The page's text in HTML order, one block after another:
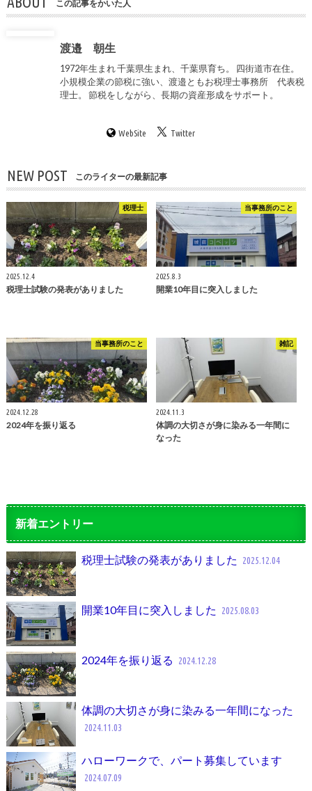
この記事をかいた人
渡邉 朝生
1972年生まれ 千葉県生まれ、千葉県育ち。 四街道市在住。
小規模企業の節税に強い、渡邉ともお税理士事務所 代表税
理士。 節税をしながら、長期の資産形成をサポート。
WebSite Twitter
NEW POST このライターの最新記事
税理士
2025.12.4
税理士試験の発表がありました
当事務所のこと
2025.8.3
開業10年目に突入しました
当事務所のこと
2024.12.28
2024年を振り返る
雑記
2024.11.3
体調の大切さが身に染みる一年間に
なった
新着エントリー
税理士試験の発表がありました 2025.12.04
開業10年目に突入しました 2025.08.03
2024年を振り返る 2024.12.28
体調の大切さが身に染みる一年間になった
2024.11.03
ハローワークで、パート募集しています
2024.07.09